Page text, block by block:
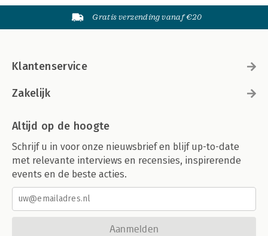
Gratis verzending vanaf €20
Klantenservice
Zakelijk
Altijd op de hoogte
Schrijf u in voor onze nieuwsbrief en blijf up-to-date
met relevante interviews en recensies, inspirerende
events en de beste acties.
Aanmelden